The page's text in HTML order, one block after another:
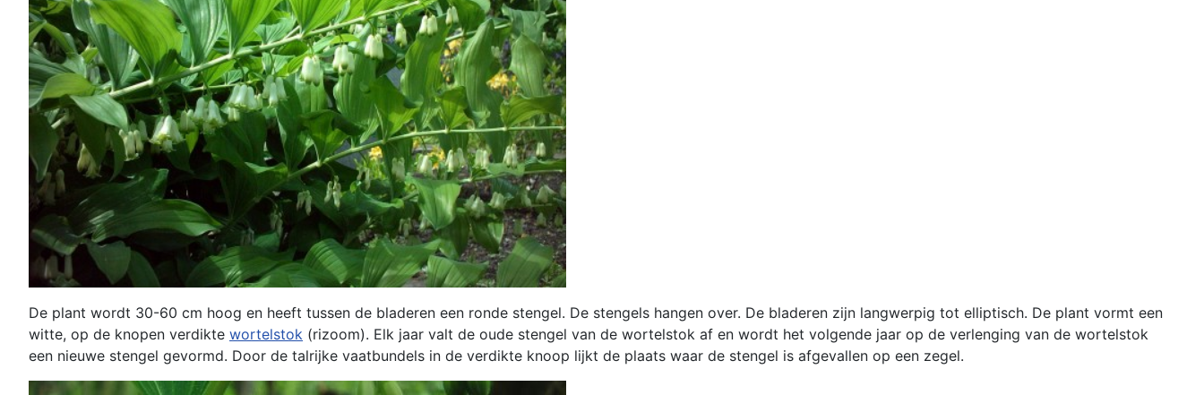
De plant wordt 30-60 cm hoog en heeft tussen de bladeren een ronde stengel. De stengels hangen over. De bladeren zijn langwerpig tot elliptisch. De plant vormt een
witte, op de knopen verdikte wortelstok (rizoom). Elk jaar valt de oude stengel van de wortelstok af en wordt het volgende jaar op de verlenging van de wortelstok
een nieuwe stengel gevormd. Door de talrijke vaatbundels in de verdikte knoop lijkt de plaats waar de stengel is afgevallen op een zegel.